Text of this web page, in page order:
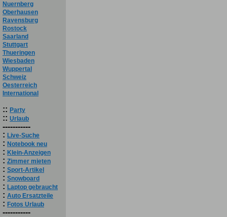
Nuernberg
Oberhausen
Ravensburg
Rostock
Saarland
Stuttgart
Thueringen
Wiesbaden
Wuppertal
Schweiz
Oesterreich
International
:: Party
:: Urlaub
-----------
: Live-Suche
: Notebook neu
: Klein-Anzeigen
: Zimmer mieten
: Sport-Artikel
: Snowboard
: Laptop gebraucht
: Auto Ersatzteile
: Fotos Urlaub
-----------